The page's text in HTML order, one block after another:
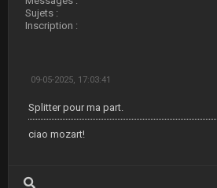
Sujets :
Inscription :
09-05-2025, 17:03:41
Splitter pour ma part.
ciao mozart!